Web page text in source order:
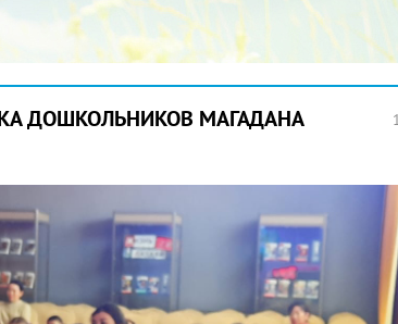
ДОШКОЛЬНИКОВ МАГАДАНА